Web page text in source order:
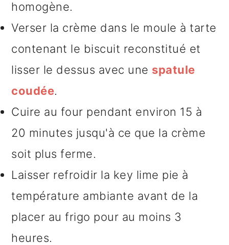
homogène.
Verser la crème dans le moule à tarte
contenant le biscuit reconstitué et
lisser le dessus avec une spatule
coudée.
Cuire au four pendant environ 15 à
20 minutes jusqu'à ce que la crème
soit plus ferme.
Laisser refroidir la key lime pie à
température ambiante avant de la
placer au frigo pour au moins 3
heures.